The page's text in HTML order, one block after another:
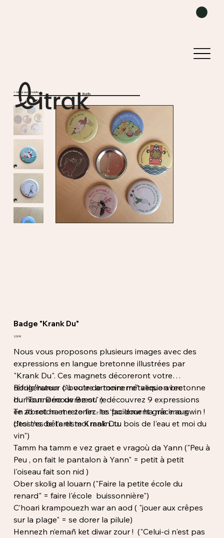
< retour aux produits
Badge "Krank Du"
Prix
2,00 €
Nous vous proposons plusieurs images avec des
expressions en langue bretonne illustrées par
"Krank Du". Ces magnets décoreront votre
réfrigérateur ou votre armoire métalique avec
humour. Découvrez ou redécouvrez 9 expressions
en #breton et retenez-les facilement grâce aux
dessins de l'artiste Krank Du.
Boulc'hurun ("boule de tonnerre" version bretonne
du "Tonnerre de Brest" )
Te zo sot ha me zo fin... te ‘po dour ha me ’mo gwin !
("toi t'es bête et moi malin...tu bois de l'eau et moi du
vin")
Tamm ha tamm e vez graet e vragoù da Yann ("Peu à
Peu , on fait le pantalon à Yann" = petit à petit
l'oiseau fait son nid )
Ober skolig al louarn ("Faire la petite école du
renard" = faire l'école buissonnière")
C’hoari krampouezh war an aod ( "jouer aux crêpes
sur la plage" = se dorer la pilule)
Hennezh n’emañ ket diwar zour ! ("Celui-ci n'est pas